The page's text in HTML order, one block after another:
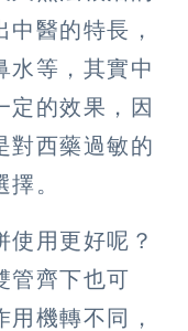
醫的特長，
水等，其實中
定的效果，因
對西藥過敏的
。
使用更好呢？
管齊下也可
機轉不同，